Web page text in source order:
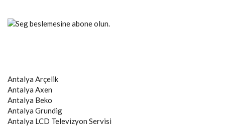
Antalya Arçelik
Antalya Axen
Antalya Beko
Antalya Grundig
Antalya LCD Televizyon Servisi